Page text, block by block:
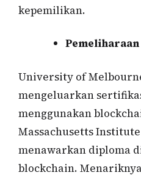
kepemilikan.
University of
mengeluarkan
menggunakan
Massachusetts
menawarkan diploma
blockchain.